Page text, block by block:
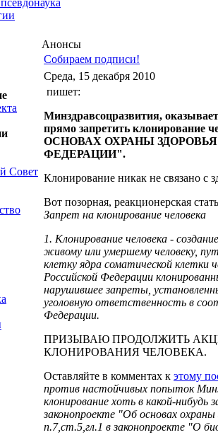
Совет
Анонсы
Собираем подписи!
Среда, 15 декабря 2010
пишет:
Минздравсоцразвития,
прямо запретить клонирование
ОСНОВАХ ОХРАНЫ
ФЕДЕРАЦИИ".
Клонирование никак не связано с
Вот позорная, реакционерская
Запрет на клонирование человека
1. Клонирование человека -
живому или умершему человеку,
клетку ядра соматической клетки
Российской Федерации
нарушившее запреты,
уголовную ответственность в
Федерации.
ПРИЗЫВАЮ ПРОДОЛЖИТЬ
КЛОНИРОВАНИЯ ЧЕЛОВЕКА.
Оставляйте в комментах к этому
против настойчивых попыток
клонирование хоть в какой-нибудь
законопроекте "Об основах
п.7,ст.5,гл.1 в законопроекте "О